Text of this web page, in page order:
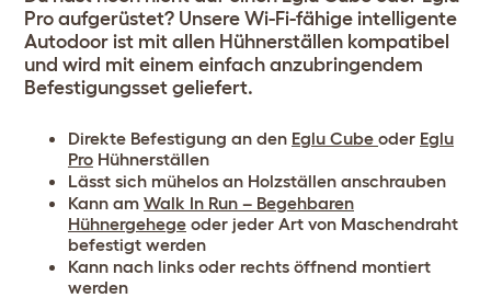
Pro aufgerüstet? Unsere Wi-Fi-fähige intelligente
Autodoor ist mit allen Hühnerställen kompatibel
und wird mit einem einfach anzubringendem
Befestigungsset geliefert.
Direkte Befestigung an den Eglu Cube oder Eglu
Pro Hühnerställen
Lässt sich mühelos an Holzställen anschrauben
Kann am Walk In Run – Begehbaren
Hühnergehege oder jeder Art von Maschendraht
befestigt werden
Kann nach links oder rechts öffnend montiert
werden